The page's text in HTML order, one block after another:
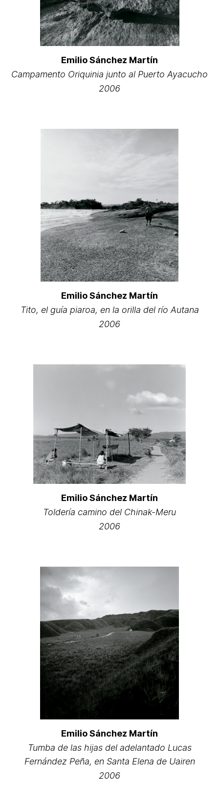
Emilio Sánchez Martín
Campamento Oriquinia junto al Puerto Ayacucho
2006
Emilio Sánchez Martín
Tito, el guía piaroa, en la orilla del río Autana
2006
Emilio Sánchez Martín
Toldería camino del Chinak-Meru
2006
Emilio Sánchez Martín
Tumba de las hijas del adelantado Lucas
Fernández Peña, en Santa Elena de Uairen
2006